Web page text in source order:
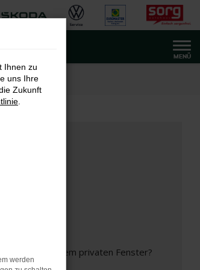
MENÜ
oder in einem privaten Fenster?
Ihnen zu
uns Ihre
Zukunft
werden